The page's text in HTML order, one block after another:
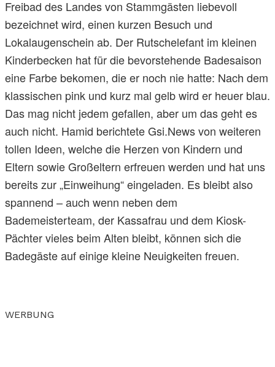
Freibad des Landes von Stammgästen liebevoll
bezeichnet wird, einen kurzen Besuch und
Lokalaugenschein ab. Der Rutschelefant im kleinen
Kinderbecken hat für die bevorstehende Badesaison
eine Farbe bekomen, die er noch nie hatte: Nach dem
klassischen pink und kurz mal gelb wird er heuer blau.
Das mag nicht jedem gefallen, aber um das geht es
auch nicht. Hamid berichtete Gsi.News von weiteren
tollen Ideen, welche die Herzen von Kindern und
Eltern sowie Großeltern erfreuen werden und hat uns
bereits zur „Einweihung“ eingeladen. Es bleibt also
spannend – auch wenn neben dem
Bademeisterteam, der Kassafrau und dem Kiosk-
Pächter vieles beim Alten bleibt, können sich die
Badegäste auf einige kleine Neuigkeiten freuen.
WERBUNG